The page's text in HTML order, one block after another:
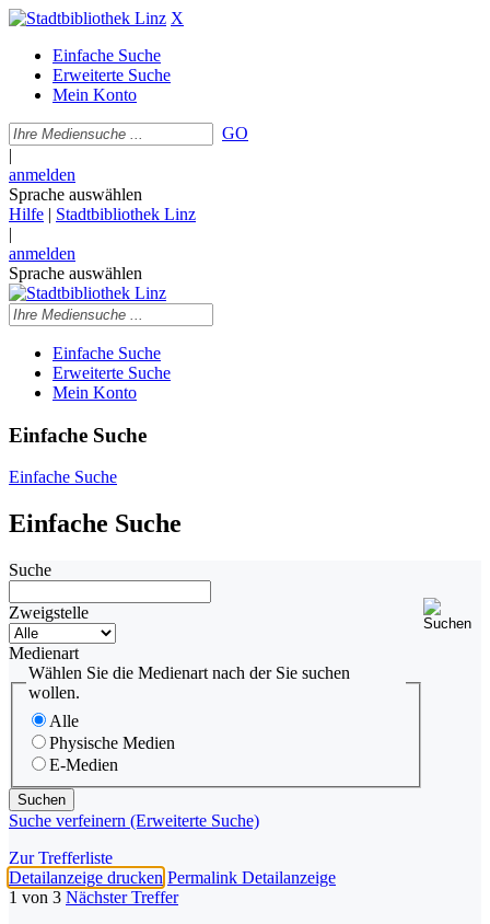
X
Einfache Suche
Erweiterte Suche
Mein Konto
GO
|
anmelden
Sprache auswählen
Hilfe | Stadtbibliothek Linz
|
anmelden
Sprache auswählen
Einfache Suche
Erweiterte Suche
Mein Konto
Einfache Suche
Einfache Suche
Einfache Suche
Suche
Zweigstelle
Medienart
Wählen Sie die Medienart nach der Sie suchen
wollen.
Alle
Physische Medien
E-Medien
Suche verfeinern (Erweiterte Suche)
Zur Trefferliste
Detailanzeige drucken Permalink Detailanzeige
1 von 3 Nächster Treffer